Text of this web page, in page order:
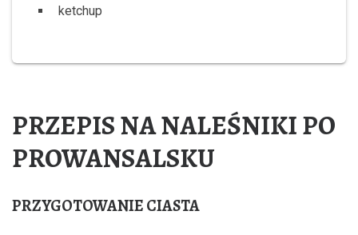
ketchup
PRZEPIS NA NALEŚNIKI PO
PROWANSALSKU
PRZYGOTOWANIE CIASTA